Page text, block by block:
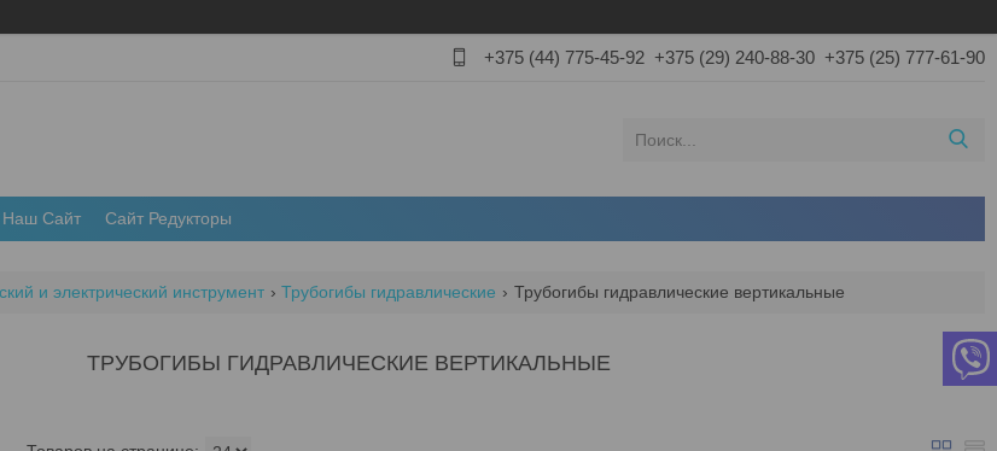
+375 (44) 775-45-92 +375 (29) 240-88-30 +375 (25) 777-61-90
Наш Сайт Сайт Редукторы
и электрический инструмент Трубогибы гидравлические Трубогибы гидравлические вертикальные
ТРУБОГИБЫ ГИДРАВЛИЧЕСКИЕ ВЕРТИКАЛЬНЫЕ